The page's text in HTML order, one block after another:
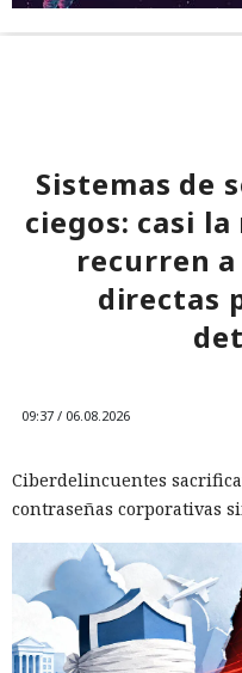
Sistemas de
ciegos: casi
recurren
directas
09:37 / 06.08.2026
Ciberdelincuentes
contraseñas corporativas